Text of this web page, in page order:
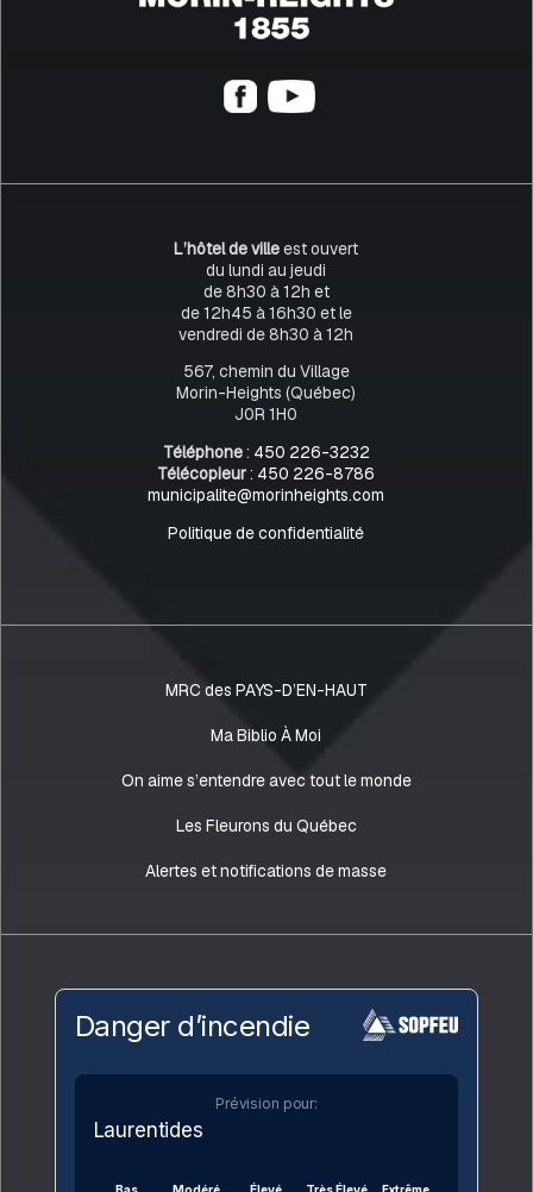
L’hôtel de villeest ouvert
du lundi au jeudi
de 8h30 à 12h et
de 12h45 à 16h30 et le
vendredi de 8h30 à 12h
567, chemin du Village
Morin-Heights (Québec)
J0R 1H0
Téléphone: 450 226-3232
Télécopieur: 450 226-8786
municipalite@morinheights.com
Politique de confidentialité
MRC des PAYS-D’EN-HAUT
Ma Biblio À Moi
On aime s’entendre avec tout le monde
Les Fleurons du Québec
Alertes et notifications de masse
Danger d’incendie
Prévision pour:
Laurentides